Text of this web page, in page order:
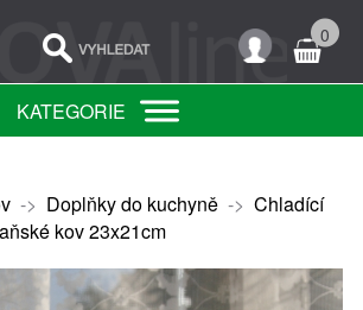
0
KATEGORIE
-> Doplňky do kuchyně-> Chladící
kov 23x21cm